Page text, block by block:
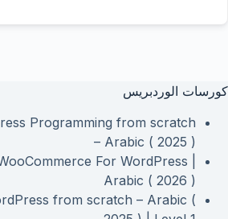
كورسات الوردبريس
Programming from scratch
– Arabic ( 2025 )
For WordPress |
Arabic ( 2026 )
from scratch – Arabic (